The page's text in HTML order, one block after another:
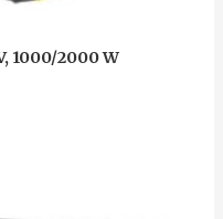
1000/2000 W